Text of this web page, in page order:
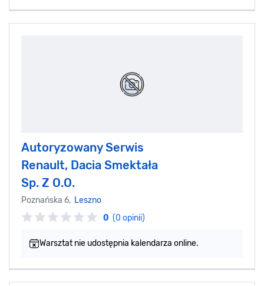
Autoryzowany Serwis
Renault, Dacia Smektała
Sp. Z O.O.
Poznańska 6, Leszno
0 (0 opinii)
Warsztat nie udostępnia kalendarza online.